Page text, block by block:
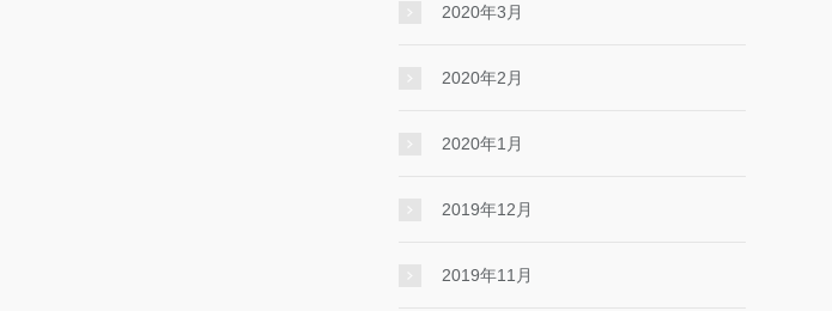
2020年3月
2020年2月
2020年1月
2019年12月
2019年11月